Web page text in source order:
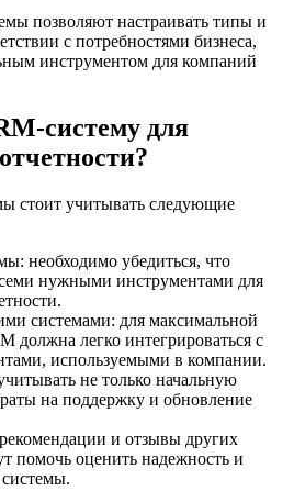
позволяют настраивать типы и
с потребностями бизнеса,
инструментом для компаний
систему для
стоит учитывать следующие
необходимо убедиться, что
нужными инструментами для
системами: для максимальной
должна легко интегрироваться с
используемыми в компании.
не только начальную
на поддержку и обновление
и отзывы других
помочь оценить надежность и